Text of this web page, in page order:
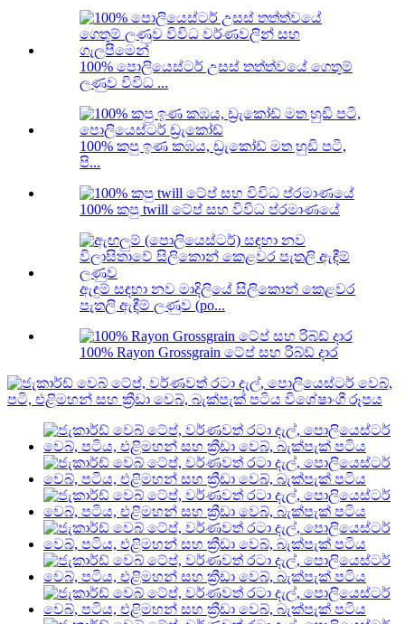
100% පොලියෙස්ටර් උසස් තත්ත්වයේ ගෙතුම්
ලණුව විවිධ ...
100% කපු ඉණ කඹය, ඩ්‍රැකෝඩ් මත හුඩි පටි,
පි...
100% කපු twill ටේප් සහ විවිධ ප්රමාණයේ
ඇඳුම් සඳහා නව මාදිලියේ සිලිකොන් කෙළවර
පැතලි ඇඳීම් ලණුව (po...
100% Rayon Grossgrain ටේප් සහ රිබ්ඩ් දාර